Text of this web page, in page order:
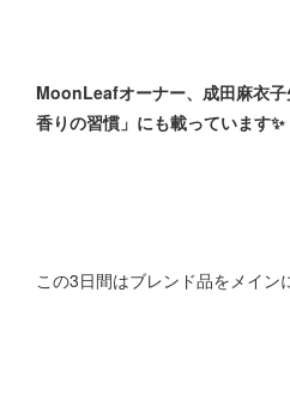
MoonLeafオーナー、成田麻衣
香りの習慣」にも載っています✨
この3日間はブレンド品をメイン